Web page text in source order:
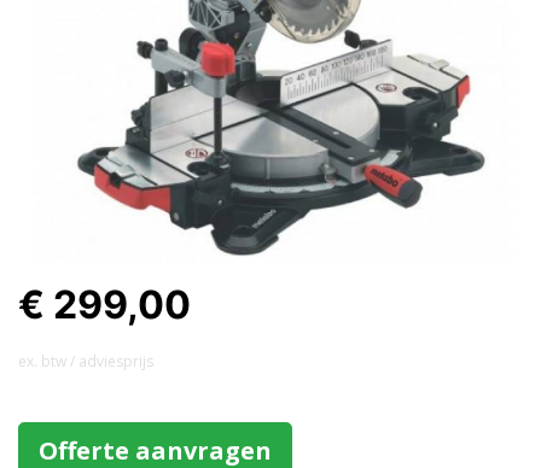
€ 299,00
ex. btw / adviesprijs
Offerte aanvragen